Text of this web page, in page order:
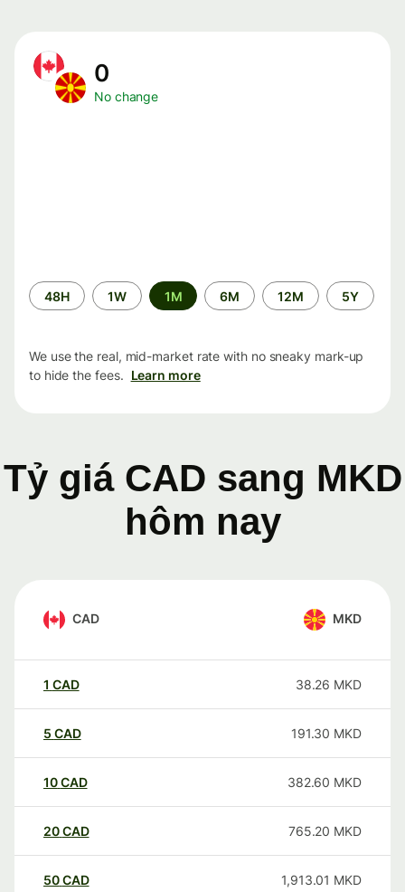
0
No change
Time
period
48H 1W 1M 6M 12M 5Y
We use the real, mid-market rate with no sneaky mark-up
to hide the fees. Learn more
Tỷ giá CAD sang MKD
hôm nay
CAD MKD
1 CAD 38.26 MKD
5 CAD 191.30 MKD
10CAD 382.60 MKD
20CAD 765.20 MKD
50CAD 1,913.01 MKD